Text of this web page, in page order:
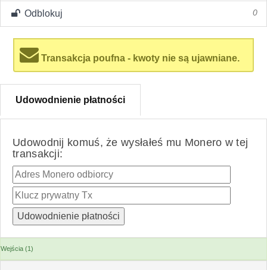
Odblokuj 0
Transakcja poufna - kwoty nie są ujawniane.
Udowodnienie płatności
Udowodnij komuś, że wysłałeś mu Monero w tej
transakcji:
Wejścia (1)